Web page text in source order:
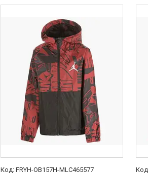
FRYH-OB157H-MLC465577